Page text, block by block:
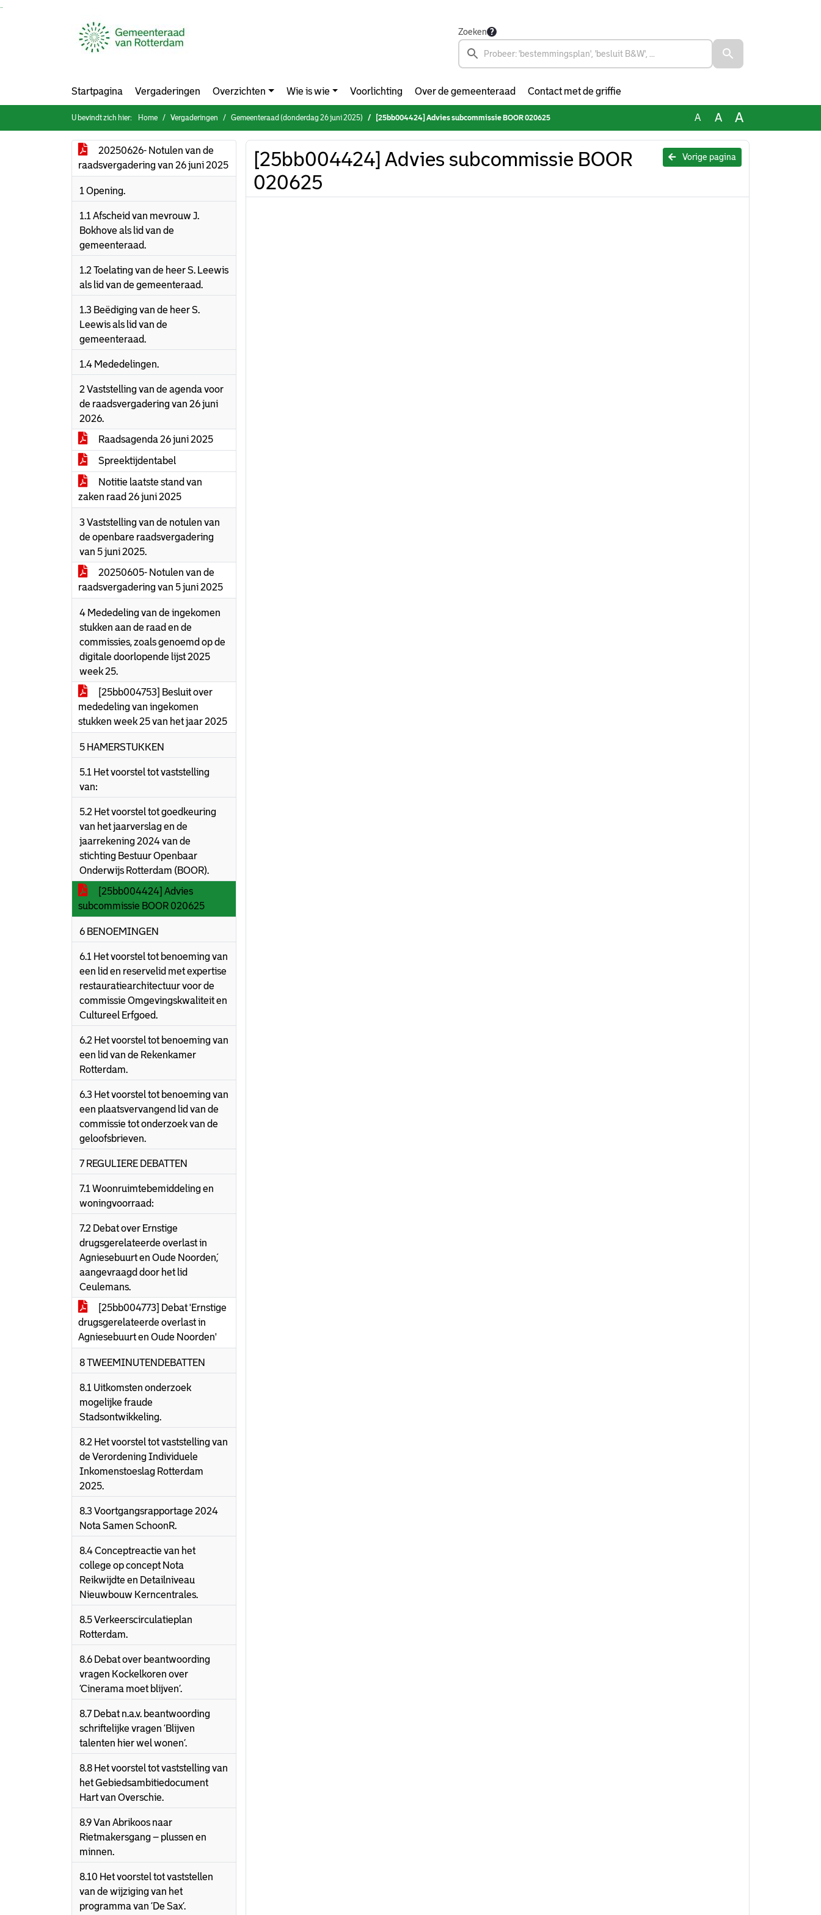
Zoeken
Startpagina Vergaderingen Overzichten Wie is wie Voorlichting Over de gemeenteraad Contact met de griffie
U bevindt zich hier: Home Vergaderingen Gemeenteraad (donderdag 26 juni 2025) [25bb004424] Advies subcommissie BOOR 020625 A A A
20250626- Notulen van de
raadsvergadering van 26 juni 2025
1 Opening.
1.1 Afscheid van mevrouw J.
Bokhove als lid van de
gemeenteraad.
1.2 Toelating van de heer S. Leewis
als lid van de gemeenteraad.
1.3 Beëdiging van de heer S.
Leewis als lid van de
gemeenteraad.
1.4 Mededelingen.
2 Vaststelling van de agenda voor
de raadsvergadering van 26 juni
2026.
Raadsagenda 26 juni 2025
Spreektijdentabel
Notitie laatste stand van
zaken raad 26 juni 2025
3 Vaststelling van de notulen van
de openbare raadsvergadering
van 5 juni 2025.
20250605- Notulen van de
raadsvergadering van 5 juni 2025
4 Mededeling van de ingekomen
stukken aan de raad en de
commissies, zoals genoemd op de
digitale doorlopende lijst 2025
week 25.
[25bb004753] Besluit over
mededeling van ingekomen
stukken week 25 van het jaar 2025
5 HAMERSTUKKEN
5.1 Het voorstel tot vaststelling
van:
5.2 Het voorstel tot goedkeuring
van het jaarverslag en de
jaarrekening 2024 van de
stichting Bestuur Openbaar
Onderwijs Rotterdam (BOOR).
[25bb004424] Advies
subcommissie BOOR 020625
6 BENOEMINGEN
6.1 Het voorstel tot benoeming van
een lid en reservelid met expertise
restauratiearchitectuur voor de
commissie Omgevingskwaliteit en
Cultureel Erfgoed.
6.2 Het voorstel tot benoeming van
een lid van de Rekenkamer
Rotterdam.
6.3 Het voorstel tot benoeming van
een plaatsvervangend lid van de
commissie tot onderzoek van de
geloofsbrieven.
7 REGULIERE DEBATTEN
7.1 Woonruimtebemiddeling en
woningvoorraad:
7.2 Debat over ´Ernstige
drugsgerelateerde overlast in
Agniesebuurt en Oude Noorden´,
aangevraagd door het lid
Ceulemans.
[25bb004773] Debat 'Ernstige
drugsgerelateerde overlast in
Agniesebuurt en Oude Noorden'
8 TWEEMINUTENDEBATTEN
8.1 Uitkomsten onderzoek
mogelijke fraude
Stadsontwikkeling.
8.2 Het voorstel tot vaststelling van
de Verordening Individuele
Inkomenstoeslag Rotterdam
2025.
8.3 Voortgangsrapportage 2024
Nota Samen SchoonR.
8.4 Conceptreactie van het
college op concept Nota
Reikwijdte en Detailniveau
Nieuwbouw Kerncentrales.
8.5 Verkeerscirculatieplan
Rotterdam.
8.6 Debat over beantwoording
vragen Kockelkoren over
‘Cinerama moet blijven’.
8.7 Debat n.a.v. beantwoording
schriftelijke vragen ‘Blijven
talenten hier wel wonen’.
8.8 Het voorstel tot vaststelling van
het Gebiedsambitiedocument
Hart van Overschie.
8.9 Van Abrikoos naar
Rietmakersgang – plussen en
minnen.
8.10 Het voorstel tot vaststellen
van de wijziging van het
programma van ‘De Sax’.
Vorige pagina
[25bb004424] Advies subcommissie BOOR
020625